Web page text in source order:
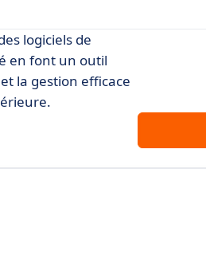
logiciels de
en font un outil
la gestion efficace